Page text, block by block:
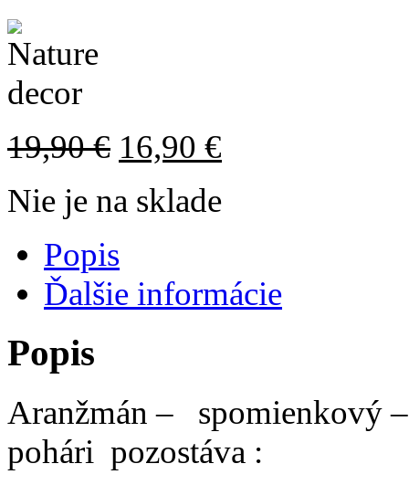
19,90€ 16,90 €
Nie je na sklade
Popis
Ďalšie informácie
Popis
Aranžmán – spomienkový
pohári pozostáva :